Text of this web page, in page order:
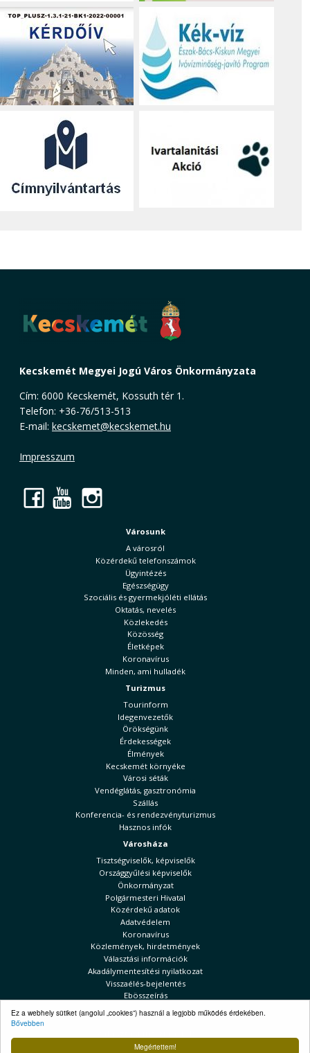
Megértettem!
Ez a webhely sütiket (angolul „cookies”) használ a legjobb működés érdekében.
Bővebben
Kecskemét Megyei Jogú Város Önkormányzata
Cím: 6000 Kecskemét, Kossuth tér 1.
Telefon: +36-76/513-513
E-mail: kecskemet@kecskemet.hu
Impresszum
Facebook
YouTube
Városunk
A városról
Közérdekű telefonszámok
Ügyintézés
Egészségügy
Szociális és gyermekjóléti ellátás
Oktatás, nevelés
Közlekedés
Közösség
Életképek
Koronavírus
Minden, ami hulladék
Turizmus
Tourinform
Idegenvezetők
Örökségünk
Érdekességek
Élmények
Kecskemét környéke
Városi séták
Vendéglátás, gasztronómia
Szállás
Konferencia- és rendezvényturizmus
Hasznos infók
Városháza
Tisztségviselők, képviselők
Országgyűlési képviselők
Önkormányzat
Polgármesteri Hivatal
Közérdekű adatok
Adatvédelem
Koronavírus
Közlemények, hirdetmények
Választási információk
Akadálymentesítési nyilatkozat
Visszaélés-bejelentés
Ebösszeírás
Kecskeméti Hírek